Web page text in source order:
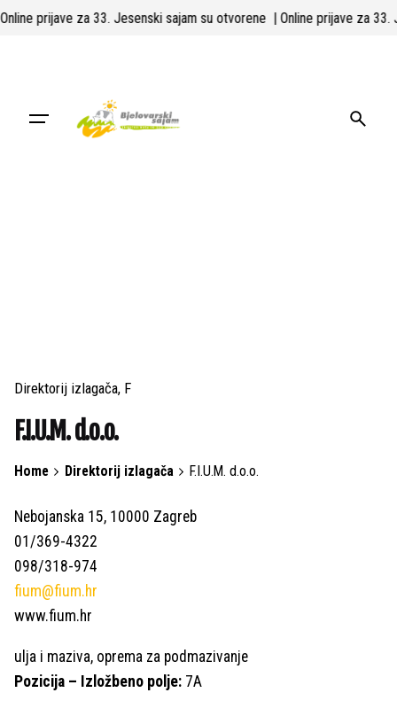
Skip
prijave za 33. Jesenski sajam su otvorene | Online prijave za
Direktorij izlagača F
F.I.U.M. d.o.o.
Home Direktorij izlagača F.I.U.M. d.o.o.
Nebojanska 15, 10000 Zagreb
01/369-4322
098/318-974
fium@fium.hr
www.fium.hr
ulja i maziva, oprema za podmazivanje
Pozicija – Izložbeno polje: 7A